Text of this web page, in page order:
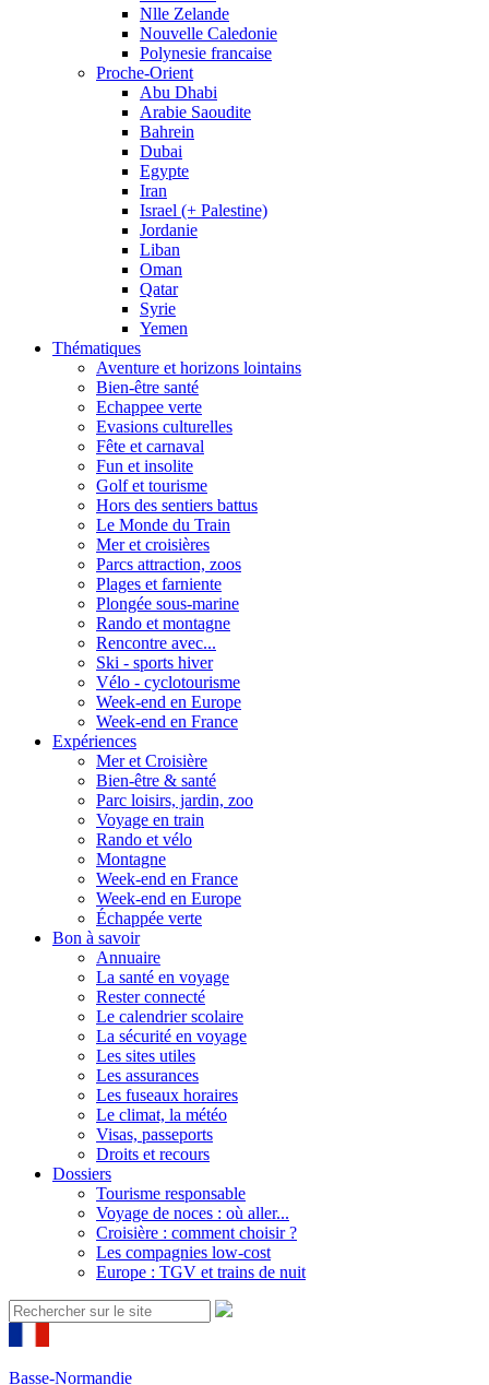
Nlle Zelande
Nouvelle Caledonie
Polynesie francaise
Proche-Orient
Abu Dhabi
Arabie Saoudite
Bahrein
Dubai
Egypte
Iran
Israel (+ Palestine)
Jordanie
Liban
Oman
Qatar
Syrie
Yemen
Thématiques
Aventure et horizons lointains
Bien-être santé
Echappee verte
Evasions culturelles
Fête et carnaval
Fun et insolite
Golf et tourisme
Hors des sentiers battus
Le Monde du Train
Mer et croisières
Parcs attraction, zoos
Plages et farniente
Plongée sous-marine
Rando et montagne
Rencontre avec...
Ski - sports hiver
Vélo - cyclotourisme
Week-end en Europe
Week-end en France
Expériences
Mer et Croisière
Bien-être & santé
Parc loisirs, jardin, zoo
Voyage en train
Rando et vélo
Montagne
Week-end en France
Week-end en Europe
Échappée verte
Bon à savoir
Annuaire
La santé en voyage
Rester connecté
Le calendrier scolaire
La sécurité en voyage
Les sites utiles
Les assurances
Les fuseaux horaires
Le climat, la météo
Visas, passeports
Droits et recours
Dossiers
Tourisme responsable
Voyage de noces : où aller...
Croisière : comment choisir ?
Les compagnies low-cost
Europe : TGV et trains de nuit
Basse-Normandie